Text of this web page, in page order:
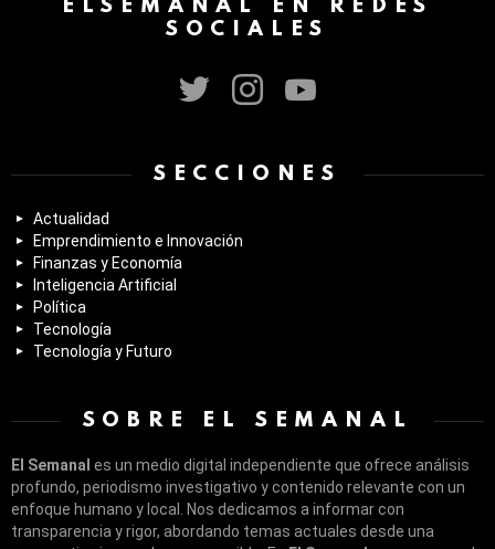
ELSEMANAL EN REDES
SOCIALES
SECCIONES
Actualidad
Emprendimiento e Innovación
Finanzas y Economía
Inteligencia Artificial
Política
Tecnología
Tecnología y Futuro
SOBRE EL SEMANAL
El Semanal es un medio digital independiente que ofrece análisis
profundo, periodismo investigativo y contenido relevante con un
enfoque humano y local. Nos dedicamos a informar con
transparencia y rigor, abordando temas actuales desde una